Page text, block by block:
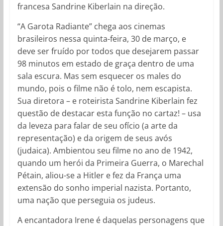
francesa Sandrine Kiberlain na direção.
“A Garota Radiante” chega aos cinemas
brasileiros nessa quinta-feira, 30 de março, e
deve ser fruído por todos que desejarem passar
98 minutos em estado de graça dentro de uma
sala escura. Mas sem esquecer os males do
mundo, pois o filme não é tolo, nem escapista.
Sua diretora – e roteirista Sandrine Kiberlain fez
questão de destacar esta função no cartaz! – usa
da leveza para falar de seu ofício (a arte da
representação) e da origem de seus avós
(judaica). Ambientou seu filme no ano de 1942,
quando um herói da Primeira Guerra, o Marechal
Pétain, aliou-se a Hitler e fez da França uma
extensão do sonho imperial nazista. Portanto,
uma nação que perseguia os judeus.
A encantadora Irene é daquelas personagens que